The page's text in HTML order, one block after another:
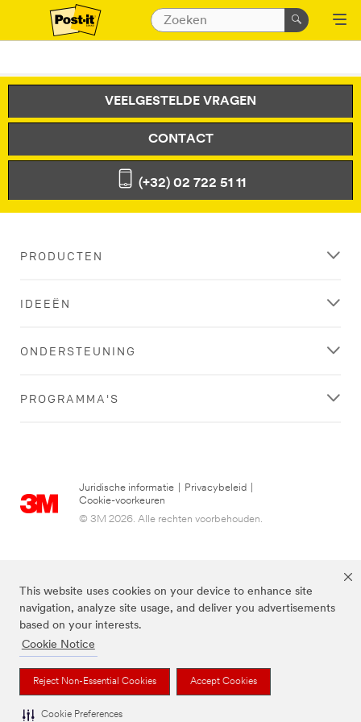
This website uses cookies on your device to enhance site
navigation, analyze site usage, and deliver you advertisements
based on your interests.
Cookie Notice
Reject Non-Essential Cookies Accept Cookies
Cookie Preferences
VEELGESTELDE VRAGEN
CONTACT
(+32) 02 722 51 11
PRODUCTEN
IDEEËN
ONDERSTEUNING
PROGRAMMA'S
Juridische informatie Privacybeleid
Cookie-voorkeuren
© 3M 2026. Alle rechten voorbehouden.
3M, Post-it® en de kleur Canary Yellow™ zijn handelsmerken van 3M.